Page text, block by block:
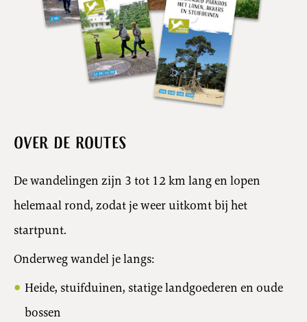
Over de routes
De wandelingen zijn 3 tot 12 km lang en lopen
helemaal rond, zodat je weer uitkomt bij het
startpunt.
Onderweg wandel je langs:
Heide, stuifduinen, statige landgoederen en oude
bossen